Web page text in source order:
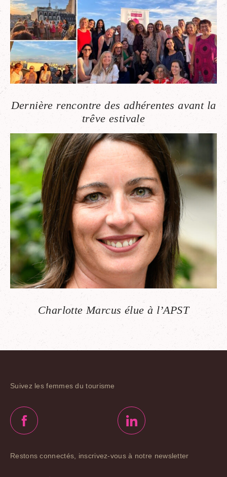
Dernière rencontre des adhérentes avant la
trêve estivale
Charlotte Marcus élue à l’APST
Suivez les femmes du tourisme
Restons connectés, inscrivez-vous à notre newsletter